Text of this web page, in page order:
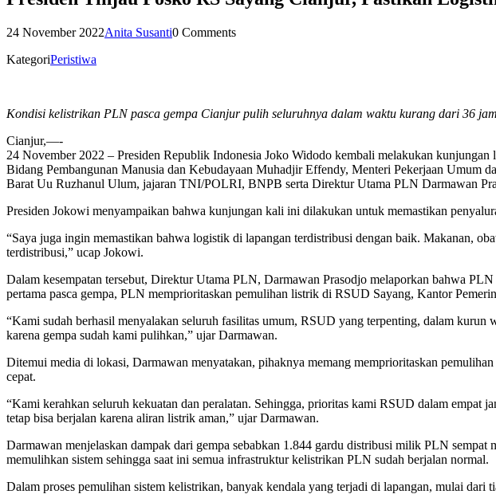
24 November 2022Anita Susanti0 Comments
KategoriPeristiwa
Kondisi kelistrikan PLN pasca gempa Cianjur pulih seluruhnya dalam waktu kurang dari 36 jam
Cianjur,—-
24 November 2022 – Presiden Republik Indonesia Joko Widodo kembali melakukan
Bidang Pembangunan Manusia dan Kebudayaan Muhadjir Effendy, Menteri Pekerjaan Umum
Barat Uu Ruzhanul Ulum, jajaran TNI/POLRI, BNPB serta Direktur Utama PLN Darmawan
Presiden Jokowi menyampaikan bahwa kunjungan kali ini dilakukan untuk memastikan
“Saya juga ingin memastikan bahwa logistik di lapangan terdistribusi dengan baik. Makanan,
terdistribusi,” ucap Jokowi.
Dalam kesempatan tersebut, Direktur Utama PLN, Darmawan Prasodjo melaporkan bahwa
pertama pasca gempa, PLN memprioritaskan pemulihan listrik di RSUD Sayang, Kantor
“Kami sudah berhasil menyalakan seluruh fasilitas umum, RSUD yang terpenting, dalam
karena gempa sudah kami pulihkan,” ujar Darmawan.
Ditemui media di lokasi, Darmawan menyatakan, pihaknya memang memprioritaskan
cepat.
“Kami kerahkan seluruh kekuatan dan peralatan. Sehingga, prioritas kami RSUD dalam empat
tetap bisa berjalan karena aliran listrik aman,” ujar Darmawan.
Darmawan menjelaskan dampak dari gempa sebabkan 1.844 gardu distribusi milik PLN
memulihkan sistem sehingga saat ini semua infrastruktur kelistrikan PLN sudah berjalan normal.
Dalam proses pemulihan sistem kelistrikan, banyak kendala yang terjadi di lapangan, mulai